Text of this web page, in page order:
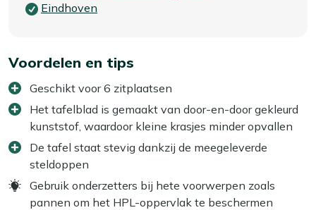
Eindhoven
Voordelen en tips
Geschikt voor 6 zitplaatsen
Het tafelblad is gemaakt van door-en-door gekleurd
kunststof, waardoor kleine krasjes minder opvallen
De tafel staat stevig dankzij de meegeleverde
steldoppen
Gebruik onderzetters bij hete voorwerpen zoals
pannen om het HPL-oppervlak te beschermen